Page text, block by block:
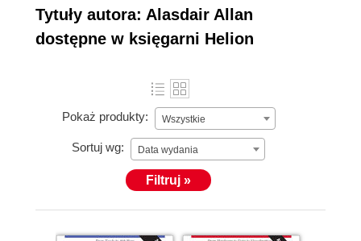
Tytuły autora: Alasdair Allan
dostępne w księgarni Helion
Pokaż produkty: Wszystkie
Sortuj wg: Data wydania
Filtruj »